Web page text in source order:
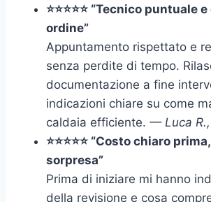
⭐⭐⭐⭐⭐ “Tecnico puntuale
ordine”
Appuntamento rispettato e
senza perdite di tempo.
documentazione a fine
indicazioni chiare su come
caldaia efficiente. — Luca
⭐⭐⭐⭐⭐ “Costo chiaro
sorpresa”
Prima di iniziare mi hanno
della revisione e cosa